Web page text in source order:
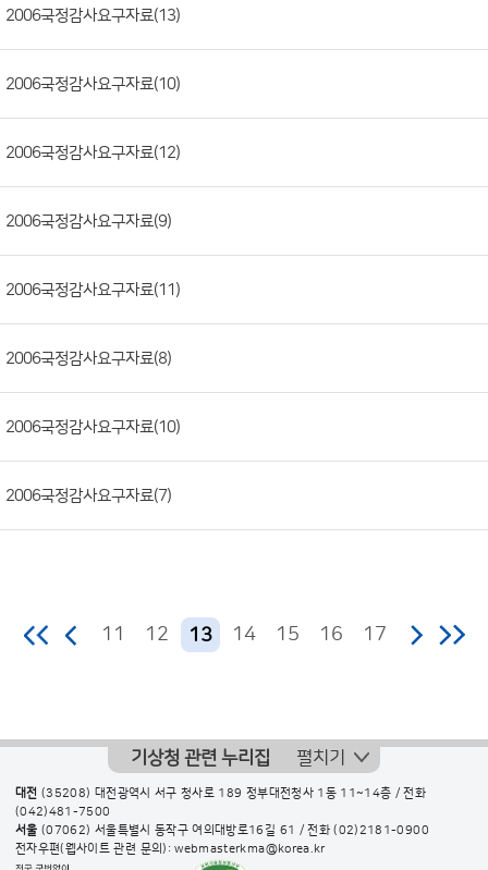
류,
제
목,
부
서,
첨
부
파
록
일,
조
회
수)
2006국정감사요구자료(13)
2006국정감사요구자료(10)
2006국정감사요구자료(12)
2006국정감사요구자료(9)
2006국정감사요구자료(11)
2006국정감사요구자료(8)
2006국정감사요구자료(10)
2006국정감사요구자료(7)
11 12 13 14 15 16 17
기상청 관련 누리집 펼치기
대전 (35208) 대전광역시 서구 청사로 189 정부대전청사 1동 11~14층 / 전화
(042)481-7500
서울 (07062) 서울특별시 동작구 여의대방로16길 61 / 전화(02)2181-0900
전자우편(웹사이트 관련 문의): webmasterkma@korea.kr